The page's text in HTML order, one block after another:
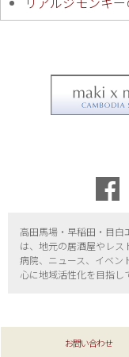
高田馬場・早稲田・目白
は、地元の居酒屋やレス
病院、ニュース、イベン
心に地域活性化を目指し
お問い合わせ